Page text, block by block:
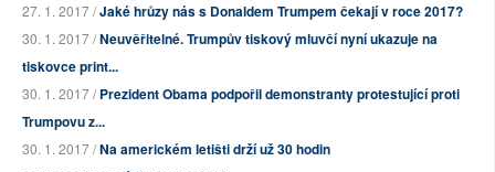
27. 1. 2017 /Jaké hrůzy nás s Donaldem Trumpem čekají v roce 2017?
30. 1. 2017 /Neuvěřitelné. Trumpův tiskový mluvčí nyní ukazuje na
tiskovce print...
30. 1. 2017 /Prezident Obama podpořil demonstranty protestující proti
Trumpovu z...
30. 1. 2017 /Na americkém letišti drží už 30 hodin